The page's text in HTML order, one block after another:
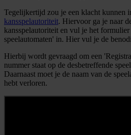
Tegelijkertijd zou je een klacht kunnen
kansspelautoriteit. Hiervoor ga je naar
kansspelautoriteit en vul je het
speelautomaten' in. Hier vul je de
Hierbij wordt gevraagd om een
nummer staat op de desbetreffende
Daarnaast moet je de naam van de
hebt verloren.